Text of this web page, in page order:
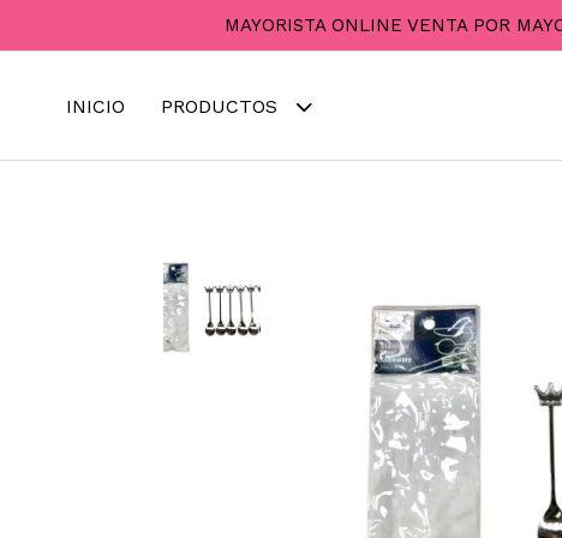
MAYORISTA ONLINE VENTA POR
INICIO PRODUCTOS